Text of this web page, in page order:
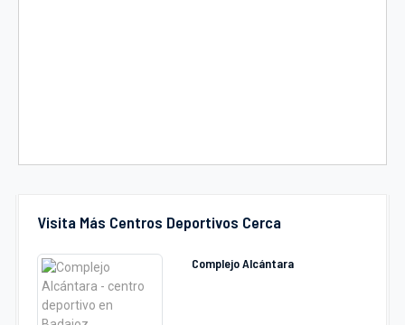
Visita Más Centros Deportivos Cerca
Complejo Alcántara